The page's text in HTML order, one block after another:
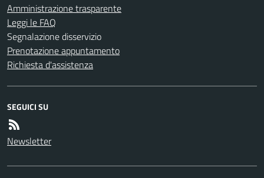
Amministrazione trasparente
Leggi le FAQ
Segnalazione disservizio
Prenotazione appuntamento
Richiesta d'assistenza
SEGUICI SU
Newsletter